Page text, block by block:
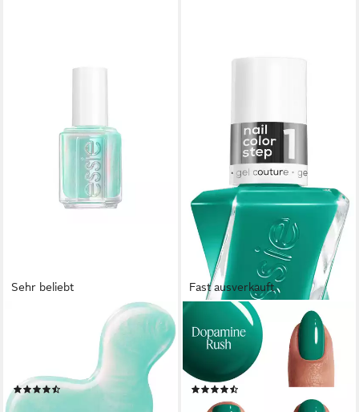
Sehr beliebt
Nagellack SPECIAL EFFEKTS,
Schimmerdetails
(47)
8,95 €
Fast ausverkauft
Nagellack GEL COUTURE,
Gel-Finish ohne UV-Licht,
langanhaltend
12,99 €